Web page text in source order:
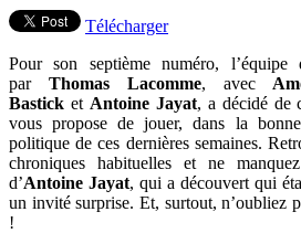
Télécharger
Pour son septième numéro, l’équipe
par Thomas Lacomme, avec
Bastick et Antoine Jayat, a décidé de
vous propose de jouer, dans la
politique de ces dernières semaines.
chroniques habituelles et ne
d’Antoine Jayat, qui a découvert qui
un invité surprise. Et, surtout, n’oubliez
!